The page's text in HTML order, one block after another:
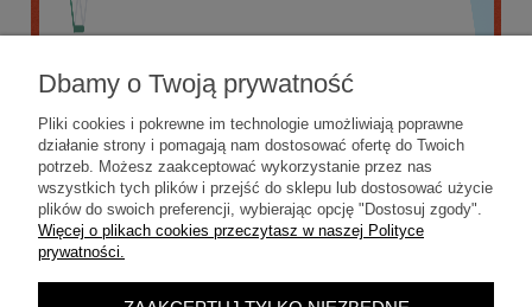
Dbamy o Twoją prywatność
Pliki cookies i pokrewne im technologie umożliwiają poprawne
działanie strony i pomagają nam dostosować ofertę do Twoich
potrzeb. Możesz zaakceptować wykorzystanie przez nas
wszystkich tych plików i przejść do sklepu lub dostosować użycie
plików do swoich preferencji, wybierając opcję "Dostosuj zgody".
Więcej o plikach cookies przeczytasz w naszej Polityce
prywatności.